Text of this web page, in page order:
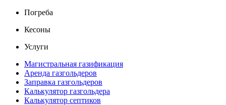
Погреба
Кесоны
Услуги
Магистральная газификация
Аренда газгольдеров
Заправка газгольдеров
Калькулятор газгольдера
Калькулятор септиков